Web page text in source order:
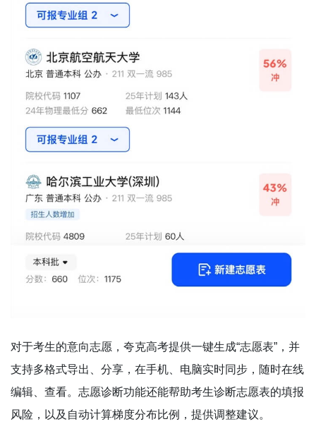
对于考生的意向志愿，夸克高考提供一键生成“志愿表”，并
支持多格式导出、分享，在手机、电脑实时同步，随时在线
编辑、查看。志愿诊断功能还能帮助考生诊断志愿表的填报
风险，以及自动计算梯度分布比例，提供调整建议。